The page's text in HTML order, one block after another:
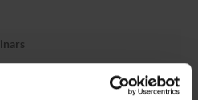
to teaching Contract Law.